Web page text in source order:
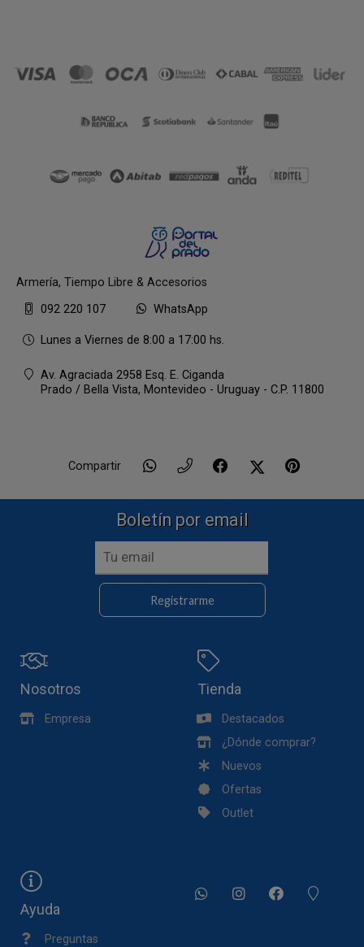
Armería, Tiempo Libre & Accesorios
092 220 107
WhatsApp
Lunes a Viernes de 8:00 a 17:00 hs.
Av. Agraciada 2958 Esq. E. Ciganda
Prado / Bella Vista, Montevideo - Uruguay - C.P. 11800
Compartir
Boletín por email
Registrarme
Nosotros
Empresa
Tienda
Destacados
¿Dónde comprar?
Nuevos
Ofertas
Outlet
Ayuda
Preguntas